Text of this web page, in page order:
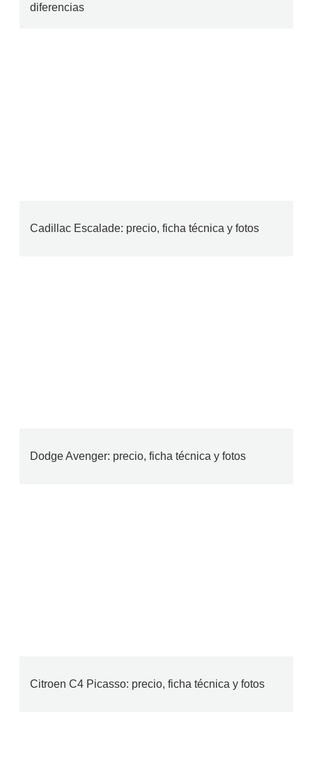
diferencias
Cadillac Escalade: precio, ficha técnica y fotos
Dodge Avenger: precio, ficha técnica y fotos
Citroen C4 Picasso: precio, ficha técnica y fotos